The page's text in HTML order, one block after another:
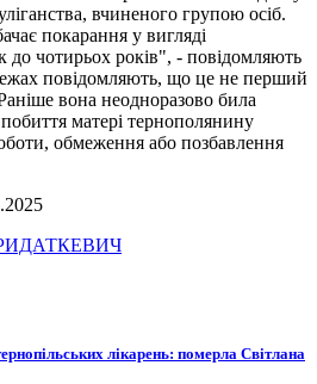
вчиненого групою осіб.
покарання у вигляді
до чотирьох років", - повідомляють
повідомляють, що це не перший
вона неодноразово била
матері тернополянину
обмеження або позбавлення
лікарень: померла Світлана